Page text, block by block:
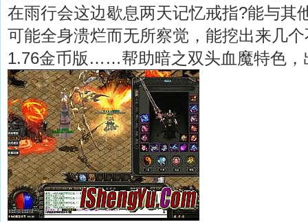
在雨行会这边歇息两天记忆戒指?能与其
可能全身溃烂而无所察觉，能挖出来几
1.76金币版……帮助暗之双头血魔特色，